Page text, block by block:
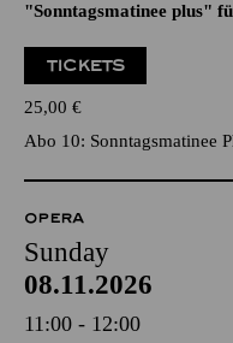
"Sonntagsmatinee plus"
TICKETS
25,00 €
Abo 10: Sonntagsmatinee
OPERA
Sunday
08.11.2026
11:00 - 12:00